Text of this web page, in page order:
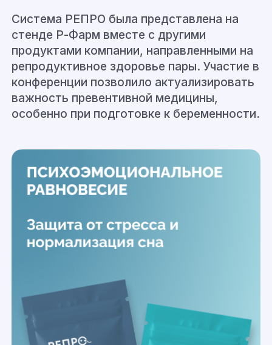
Система РЕПРО была представлена на
стенде Р-Фарм вместе с другими
продуктами компании, направленными на
репродуктивное здоровье пары. Участие в
конференции позволило актуализировать
важность превентивной медицины,
особенно при подготовке к беременности.